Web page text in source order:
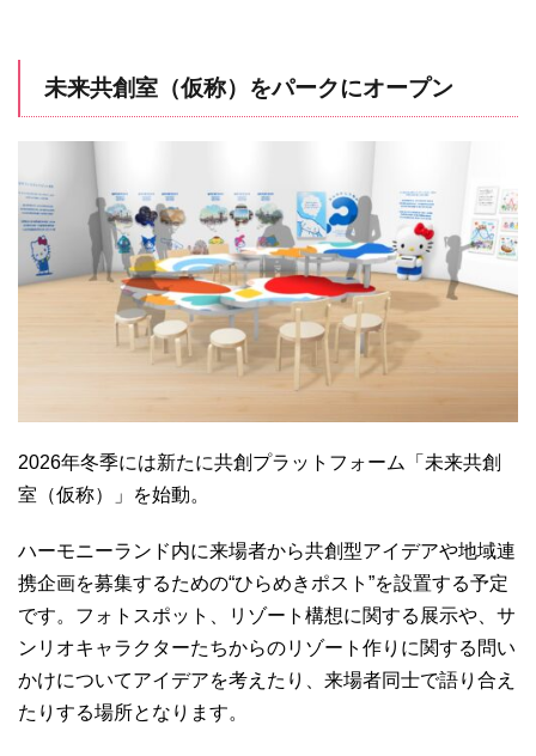
未来共創室（仮称）をパークにオープン
2026年冬季には新たに共創プラットフォーム「未来共創
室（仮称）」を始動。
ハーモニーランド内に来場者から共創型アイデアや地域連
携企画を募集するための“ひらめきポスト”を設置する予定
です。フォトスポット、リゾート構想に関する展示や、サ
ンリオキャラクターたちからのリゾート作りに関する問い
かけについてアイデアを考えたり、来場者同士で語り合え
たりする場所となります。